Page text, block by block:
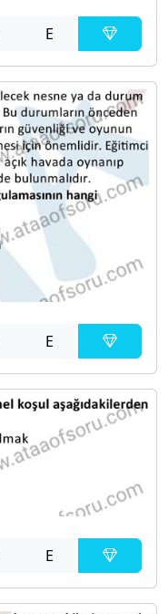
E
E
E